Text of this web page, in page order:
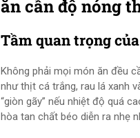
ăn cần độ nóng
Tầm quan trọng
Không phải mọi món ăn đều
như thịt cá trắng, rau lá xanh
“giòn gãy” nếu nhiệt độ quá
hòa tan chất béo diễn ra nhẹ